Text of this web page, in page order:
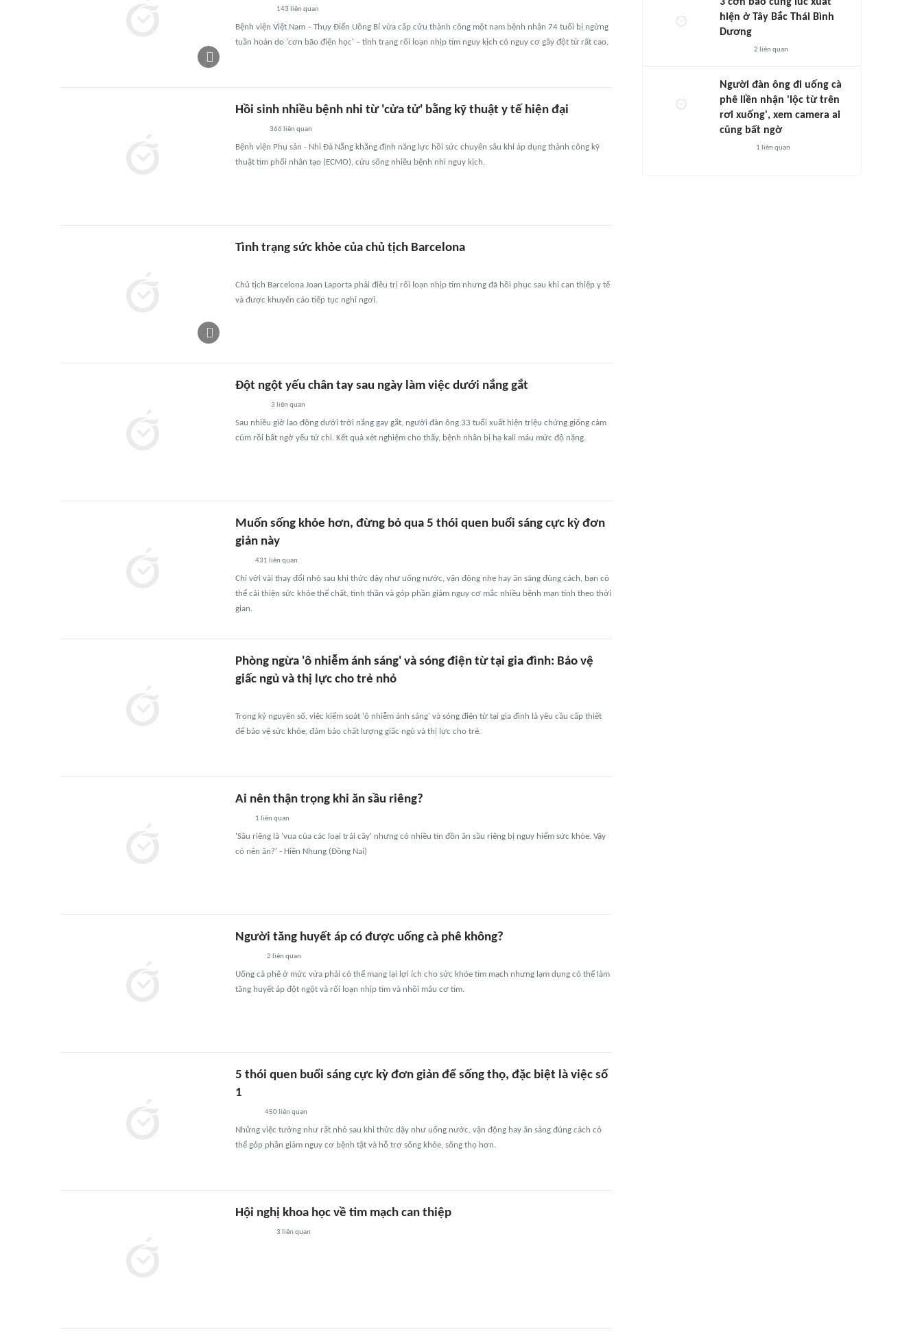
143 liên quan
Bệnh viện Việt Nam – Thụy Điển Uông Bí vừa cấp cứu thành công một nam bệnh nhân 74 tuổi bị ngừng
tuần hoàn do 'cơn bão điện học' – tình trạng rối loạn nhịp tim nguy kịch có nguy cơ gây đột tử rất cao.
Hồi sinh nhiều bệnh nhi từ 'cửa tử' bằng kỹ thuật y tế hiện đại
366 liên quan
Bệnh viện Phụ sản - Nhi Đà Nẵng khẳng định năng lực hồi sức chuyên sâu khi áp dụng thành công kỹ
thuật tim phổi nhân tạo (ECMO), cứu sống nhiều bệnh nhi nguy kịch.
Tình trạng sức khỏe của chủ tịch Barcelona
Chủ tịch Barcelona Joan Laporta phải điều trị rối loạn nhịp tim nhưng đã hồi phục sau khi can thiệp y tế
và được khuyến cáo tiếp tục nghỉ ngơi.
Đột ngột yếu chân tay sau ngày làm việc dưới nắng gắt
3 liên quan
Sau nhiều giờ lao động dưới trời nắng gay gắt, người đàn ông 33 tuổi xuất hiện triệu chứng giống cảm
cúm rồi bất ngờ yếu tứ chi. Kết quả xét nghiệm cho thấy, bệnh nhân bị hạ kali máu mức độ nặng.
Muốn sống khỏe hơn, đừng bỏ qua 5 thói quen buổi sáng cực kỳ đơn
giản này
431 liên quan
Chỉ với vài thay đổi nhỏ sau khi thức dậy như uống nước, vận động nhẹ hay ăn sáng đúng cách, bạn có
thể cải thiện sức khỏe thể chất, tinh thần và góp phần giảm nguy cơ mắc nhiều bệnh mạn tính theo thời
gian.
Phòng ngừa 'ô nhiễm ánh sáng' và sóng điện từ tại gia đình: Bảo vệ
giấc ngủ và thị lực cho trẻ nhỏ
Trong kỷ nguyên số, việc kiểm soát 'ô nhiễm ánh sáng' và sóng điện từ tại gia đình là yêu cầu cấp thiết
để bảo vệ sức khỏe, đảm bảo chất lượng giấc ngủ và thị lực cho trẻ.
Ai nên thận trọng khi ăn sầu riêng?
1 liên quan
'Sầu riêng là 'vua của các loại trái cây' nhưng có nhiều tin đồn ăn sầu riêng bị nguy hiểm sức khỏe. Vậy
có nên ăn?' - Hiền Nhung (Đồng Nai)
Người tăng huyết áp có được uống cà phê không?
2 liên quan
Uống cà phê ở mức vừa phải có thể mang lại lợi ích cho sức khỏe tim mạch nhưng lạm dụng có thể làm
tăng huyết áp đột ngột và rối loạn nhịp tim và nhồi máu cơ tim.
5 thói quen buổi sáng cực kỳ đơn giản để sống thọ, đặc biệt là việc số
1
450liên quan
Những việc tưởng như rất nhỏ sau khi thức dậy như uống nước, vận động hay ăn sáng đúng cách có
thể góp phần giảm nguy cơ bệnh tật và hỗ trợ sống khỏe, sống thọ hơn.
Hội nghị khoa học về tim mạch can thiệp
3 liên quan
hiện ở Tây Bắc Thái Bình
Dương
2 liên quan
Người đàn ông đi uống cà
phê liền nhận 'lộc từ trên
rơi xuống', xem camera ai
cũng bất ngờ
1 liên quan